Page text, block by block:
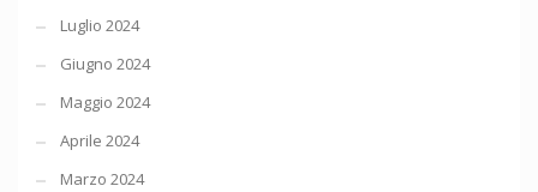
Luglio 2024
Giugno 2024
Maggio 2024
Aprile 2024
Marzo 2024